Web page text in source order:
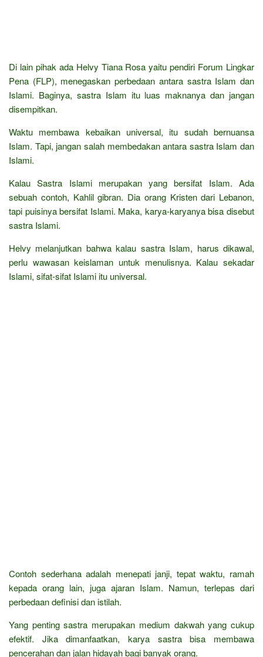
Di lain pihak ada Helvy Tiana Rosa yaitu pendiri Forum Lingkar
Pena (FLP), menegaskan perbedaan antara sastra Islam dan
Islami. Baginya, sastra Islam itu luas maknanya dan jangan
disempitkan.
Waktu membawa kebaikan universal, itu sudah bernuansa
Islam. Tapi, jangan salah membedakan antara sastra Islam dan
Islami.
Kalau Sastra Islami merupakan yang bersifat Islam. Ada
sebuah contoh, Kahlil gibran. Dia orang Kristen dari Lebanon,
tapi puisinya bersifat Islami. Maka, karya-karyanya bisa disebut
sastra Islami.
Helvy melanjutkan bahwa kalau sastra Islam, harus dikawal,
perlu wawasan keislaman untuk menulisnya. Kalau sekadar
Islami, sifat-sifat Islami itu universal.
Contoh sederhana adalah menepati janji, tepat waktu, ramah
kepada orang lain, juga ajaran Islam. Namun, terlepas dari
perbedaan definisi dan istilah.
Yang penting sastra merupakan medium dakwah yang cukup
efektif. Jika dimanfaatkan, karya sastra bisa membawa
pencerahan dan jalan hidayah bagi banyak orang.